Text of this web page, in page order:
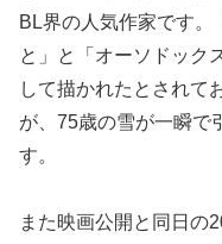
BL界の人気作家です。
と」と「オーソドック
して描かれたとされて
が、75歳の雪が一瞬で
す。
また映画公開と同日の